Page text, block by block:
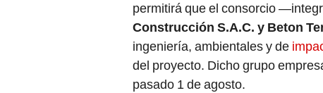
permitirá que el consorcio
Construcción S.A.C. y Beton
ingeniería, ambientales y de
del proyecto. Dicho grupo
pasado 1 de agosto.